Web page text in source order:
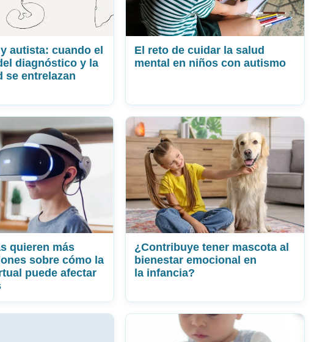
autista: cuando el
diagnóstico y la
se entrelazan
El reto de cuidar la salud
mental en niños con autismo
quieren más
sobre cómo la
puede afectar
¿Contribuye tener mascota al
bienestar emocional en
la infancia?